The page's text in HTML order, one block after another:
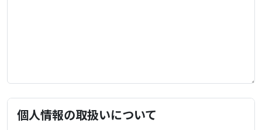
個人情報の取扱いについて